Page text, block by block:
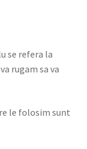
se refera la
rugam sa va
le folosim sunt